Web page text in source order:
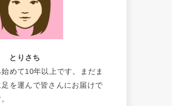
とりさち
めて10年以上です。まだま
を運んで皆さんにお届けで